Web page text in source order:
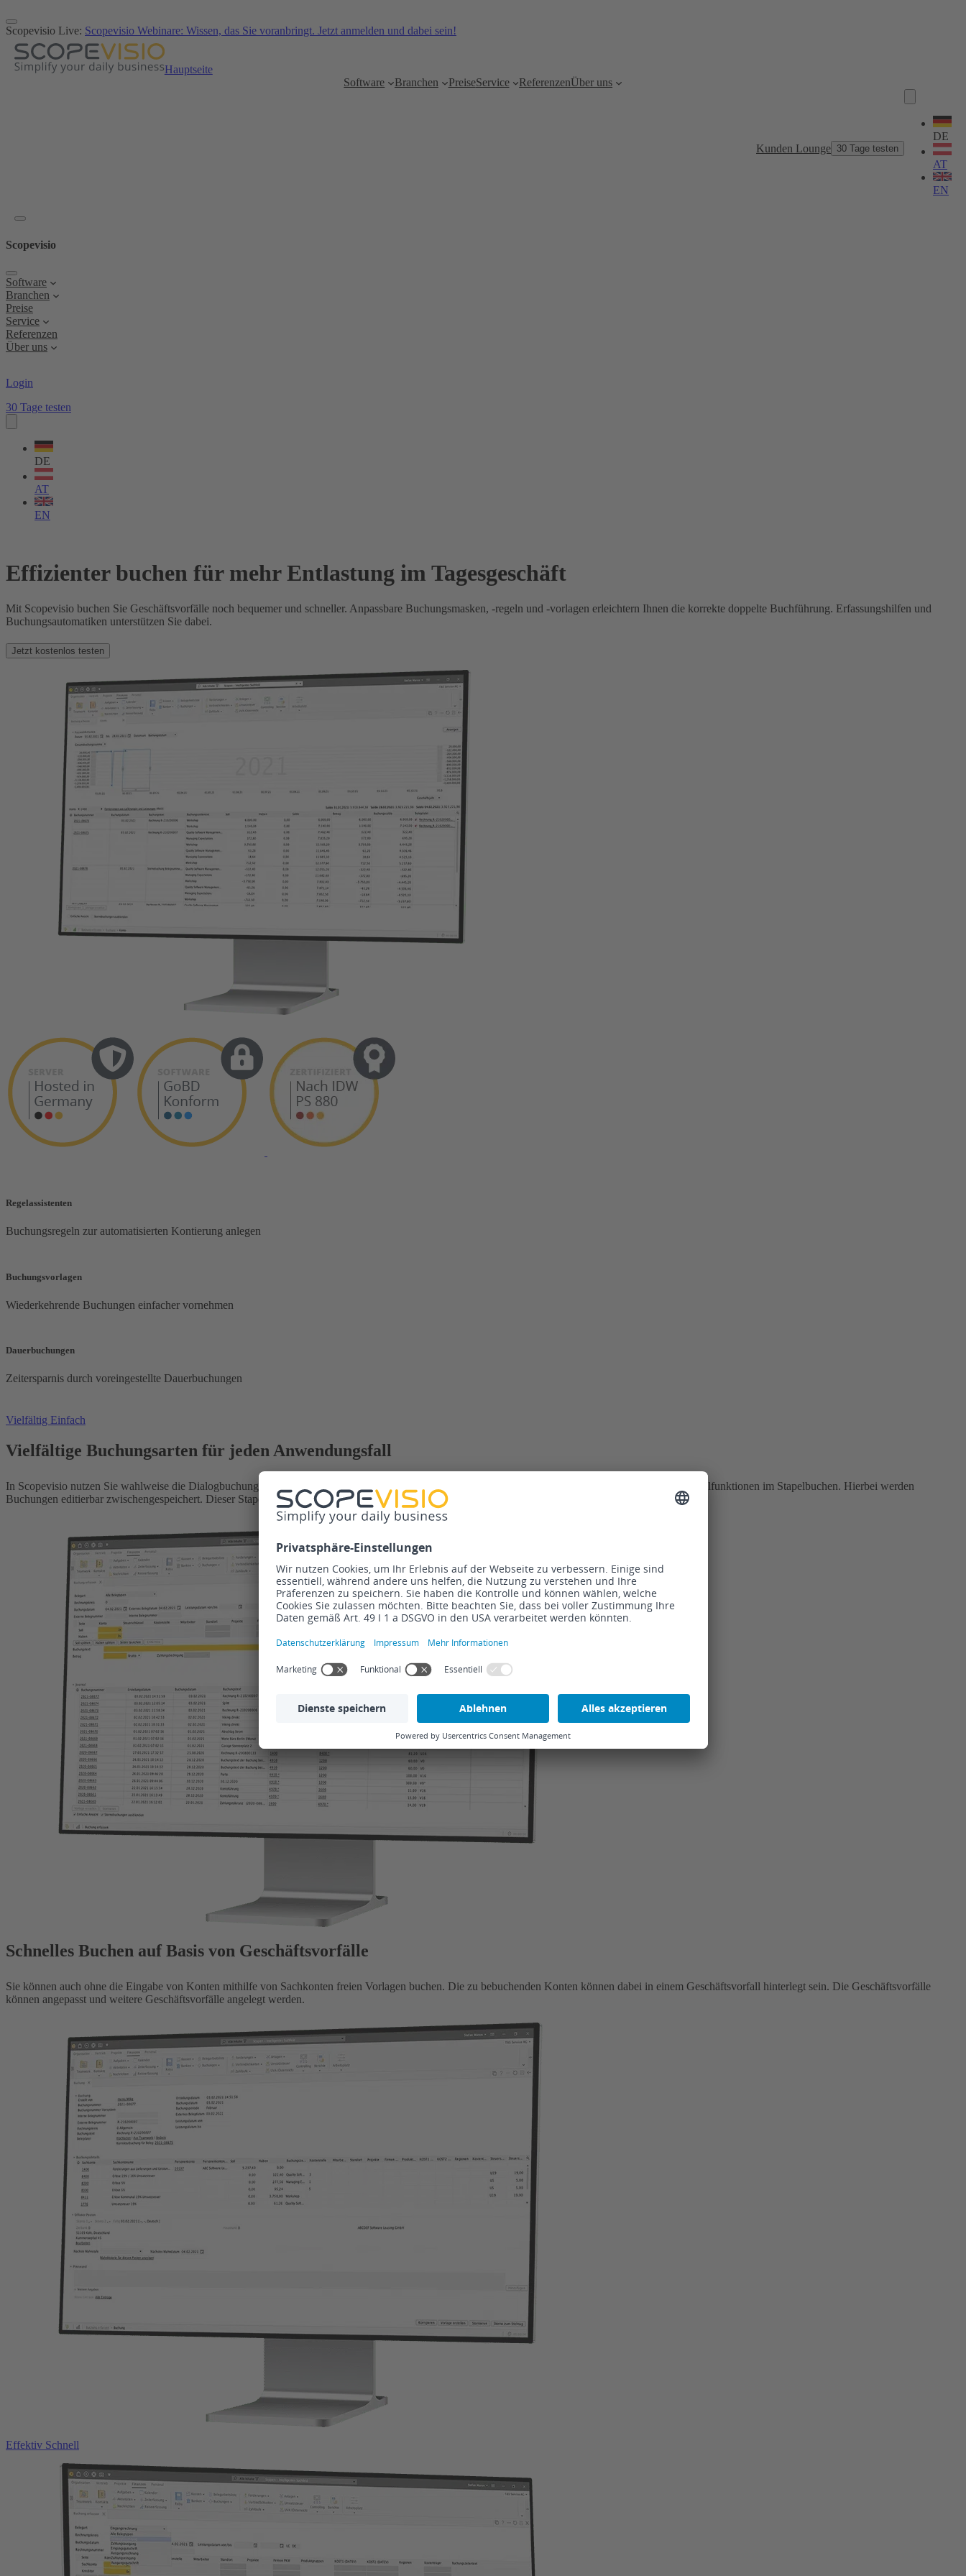
Zum
Inhalt
springen
Scopevisio Live: Scopevisio Webinare: Wissen, das Sie voranbringt. Jetzt anmelden und dabei sein!
Hauptseite
Software
Branchen PreiseService ReferenzenÜber uns
Kunden Lounge 30 Tage testen
Sprache
wählen
DE
AT
EN
Scopevisio
Software
Branchen
Preise
Service
Referenzen
Über uns
Login
30 Tage testen
Sprache
wählen
DE
AT
EN
Effizienter buchen für mehr Entlastung im Tagesgeschäft
Mit Scopevisio buchen Sie Geschäftsvorfälle noch bequemer und schneller. Anpassbare Buchungsmasken, -regeln und -vorlagen erleichtern Ihnen die korrekte doppelte Buchführung. Erfassungshilfen und
Buchungsautomatiken unterstützen Sie dabei.
Jetzt kostenlos testen
Regelassistenten
Buchungsregeln zur automatisierten Kontierung anlegen
Buchungsvorlagen
Wiederkehrende Buchungen einfacher vornehmen
Dauerbuchungen
Zeitersparnis durch voreingestellte Dauerbuchungen
Vielfältig Einfach
Vielfältige Buchungsarten für jeden Anwendungsfall
In Scopevisio nutzen Sie wahlweise die Dialogbuchungsmaske und schreiben jede Buchung direkt im Journal fest oder Sie nutzen die zusätzlichen Kontrollfunktionen im Stapelbuchen. Hierbei werden
Buchungen editierbar zwischengespeichert. Dieser Stapel kann dann später, komplett oder in Teilen, festgeschrieben werden.
Schnelles Buchen auf Basis von Geschäftsvorfälle
Sie können auch ohne die Eingabe von Konten mithilfe von Sachkonten freien Vorlagen buchen. Die zu bebuchenden Konten können dabei in einem Geschäftsvorfall hinterlegt sein. Die Geschäftsvorfälle
können angepasst und weitere Geschäftsvorfälle angelegt werden.
Effektiv Schnell